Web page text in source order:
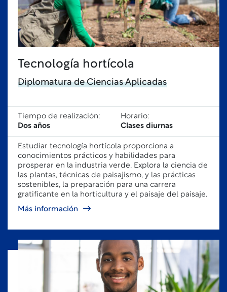
Tecnología hortícola
Diplomatura de Ciencias Aplicadas
Tiempo de realización:
Dos años
Horario:
Clases diurnas
Estudiar tecnología hortícola proporciona a
conocimientos prácticos y habilidades para
prosperar en la industria verde. Explora la ciencia de
las plantas, técnicas de paisajismo, y las prácticas
sostenibles, la preparación para una carrera
gratificante en la horticultura y el paisaje del paisaje.
Más información